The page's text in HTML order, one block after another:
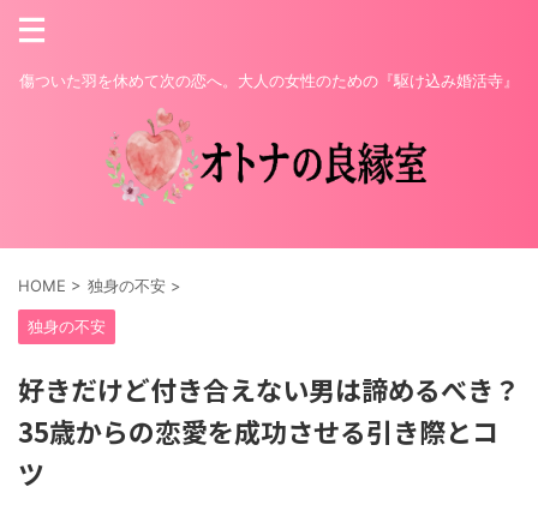
傷ついた羽を休めて次の恋へ。大人の女性のための『駆け込み婚活寺』
HOME > 独身の不安 >
独身の不安
好きだけど付き合えない男は諦めるべき？
35歳からの恋愛を成功させる引き際とコ
ツ